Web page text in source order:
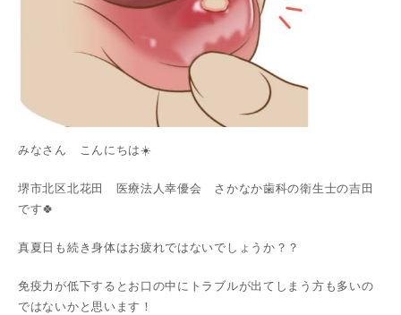
みなさん こんにちは☀️
堺市北区北花田 医療法人幸優会 さかなか歯科の衛生士の吉田
です🍀
真夏日も続き身体はお疲れではないでしょうか？？
免疫力が低下するとお口の中にトラブルが出てしまう方も多いの
ではないかと思います！